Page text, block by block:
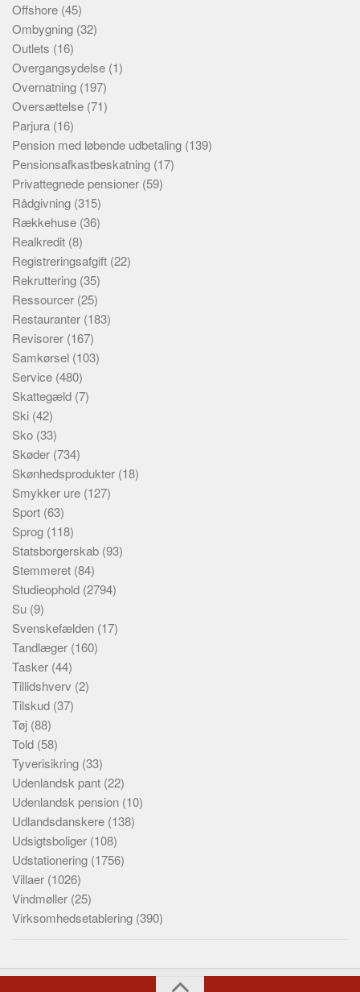
Offshore (45)
Ombygning (32)
Outlets (16)
Overgangsydelse (1)
Overnatning (197)
Oversættelse (71)
Parjura (16)
Pension med løbende udbetaling (139)
Pensionsafkastbeskatning (17)
Privattegnede pensioner (59)
Rådgivning (315)
Rækkehuse (36)
Realkredit (8)
Registreringsafgift (22)
Rekruttering (35)
Ressourcer (25)
Restauranter (183)
Revisorer (167)
Samkørsel (103)
Service (480)
Skattegæld (7)
Ski (42)
Sko (33)
Skøder (734)
Skønhedsprodukter (18)
Smykker ure (127)
Sport (63)
Sprog (118)
Statsborgerskab (93)
Stemmeret (84)
Studieophold (2794)
Su (9)
Svenskefælden (17)
Tandlæger (160)
Tasker (44)
Tillidshverv (2)
Tilskud (37)
Tøj (88)
Told (58)
Tyverisikring (33)
Udenlandsk pant (22)
Udenlandsk pension (10)
Udlandsdanskere (138)
Udsigtsboliger (108)
Udstationering (1756)
Villaer (1026)
Vindmøller (25)
Virksomhedsetablering (390)